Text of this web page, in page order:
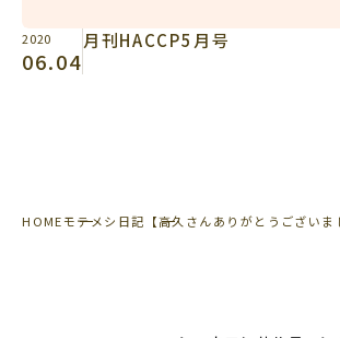
2020
06.04
月刊HACCP5月号
HOMEモテメシ日記 【高久さんありがとうござい